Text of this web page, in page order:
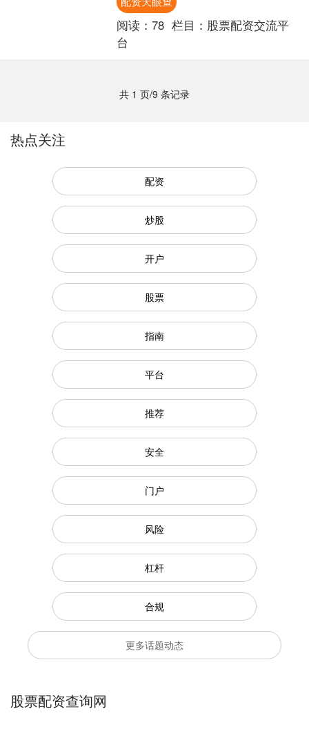
山东作为经济大省....
阅读： 78 栏目： 股票配资交流平
台
共 1 页/9 条记录
热点关注
配资
炒股
开户
股票
指南
平台
推荐
安全
门户
风险
杠杆
合规
更多话题动态
股票配资查询网